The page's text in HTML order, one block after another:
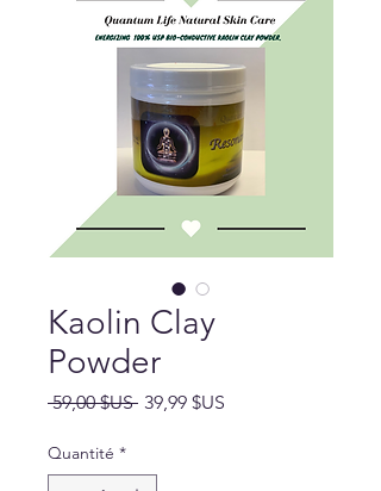
Kaolin Clay
Powder
59,00 $US Prix
39,99 $US
Quantité *